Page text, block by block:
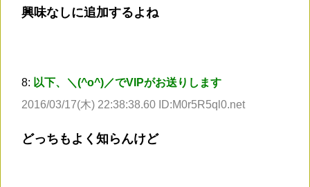
興味なしに追加するよね
8: 以下、＼(^o^)／でVIPがお送りします
2016/03/17(木) 22:38:38.60 ID:M0r5R5ql0.net
どっちもよく知らんけど